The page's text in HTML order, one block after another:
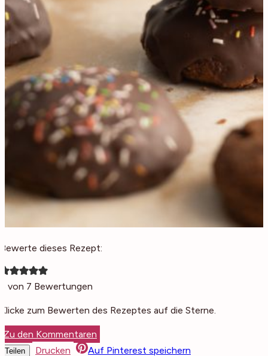
Bewerte dieses Rezept:
von 7 Bewertungen
Klicke zum Bewerten des Rezeptes auf die Sterne.
Zu den Kommentaren
Teilen Drucken Auf Pinterest speichern